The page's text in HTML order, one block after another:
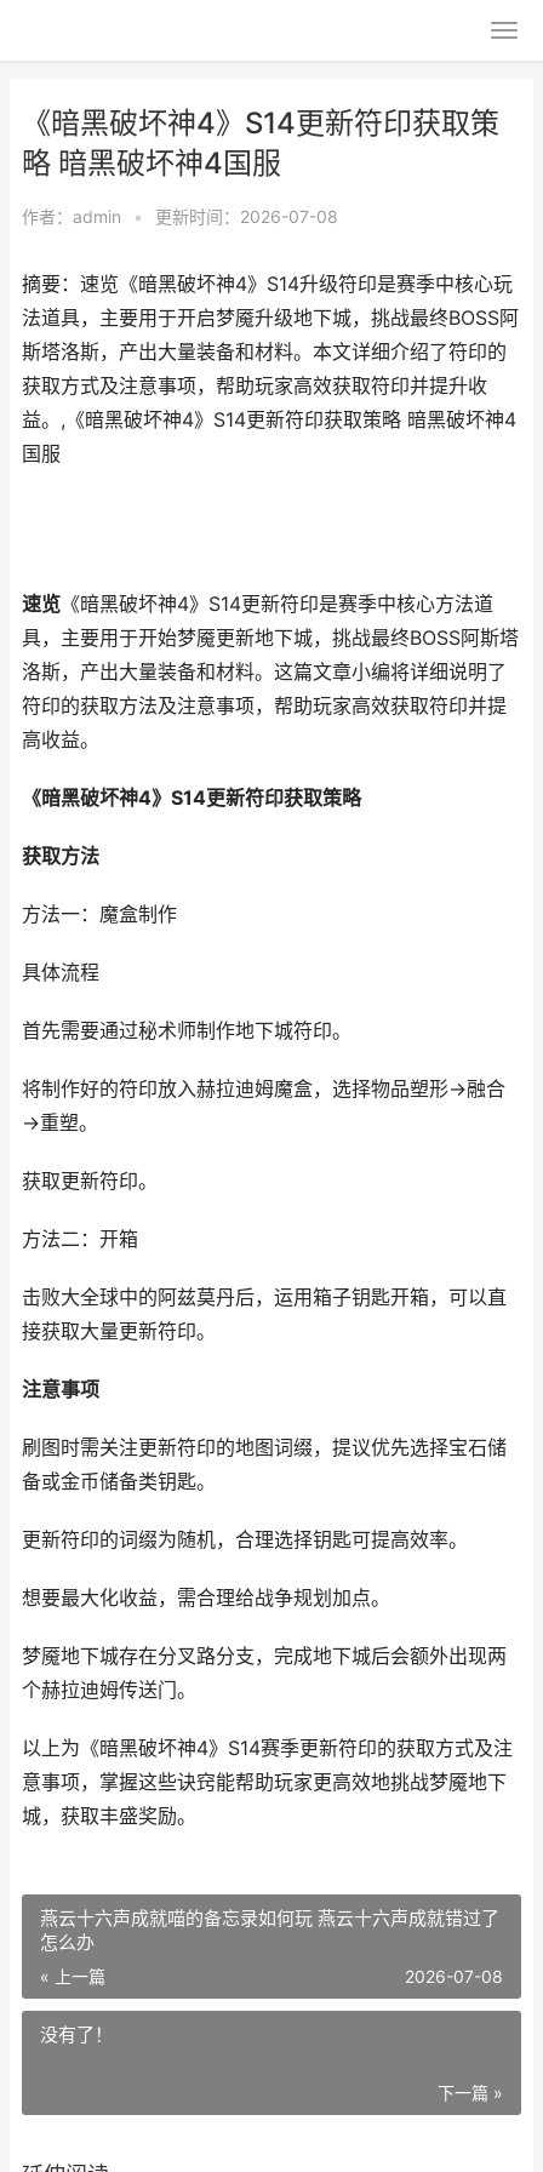
《暗黑破坏神4》S14更新符印获取策
略 暗黑破坏神4国服
作者： admin • 更新时间：2026-07-08
摘要：速览《暗黑破坏神4》S14升级符印是赛季中核心玩
法道具，主要用于开启梦魇升级地下城，挑战最终BOSS阿
斯塔洛斯，产出大量装备和材料。本文详细介绍了符印的
获取方式及注意事项，帮助玩家高效获取符印并提升收
益。,《暗黑破坏神4》S14更新符印获取策略 暗黑破坏神4
国服
速览 《暗黑破坏神4》S14更新符印是赛季中核心方法道
具，主要用于开始梦魇更新地下城，挑战最终BOSS阿斯塔
洛斯，产出大量装备和材料。这篇文章小编将详细说明了
符印的获取方法及注意事项，帮助玩家高效获取符印并提
高收益。
《暗黑破坏神4》S14更新符印获取策略
获取方法
方法一：魔盒制作
具体流程
首先需要通过秘术师制作地下城符印。
将制作好的符印放入赫拉迪姆魔盒，选择物品塑形→融合
→重塑。
获取更新符印。
方法二：开箱
击败大全球中的阿兹莫丹后，运用箱子钥匙开箱，可以直
接获取大量更新符印。
注意事项
刷图时需关注更新符印的地图词缀，提议优先选择宝石储
备或金币储备类钥匙。
更新符印的词缀为随机，合理选择钥匙可提高效率。
想要最大化收益，需合理给战争规划加点。
梦魇地下城存在分叉路分支，完成地下城后会额外出现两
个赫拉迪姆传送门。
以上为《暗黑破坏神4》S14赛季更新符印的获取方式及注
意事项，掌握这些诀窍能帮助玩家更高效地挑战梦魇地下
城，获取丰盛奖励。
燕云十六声成就喵的备忘录如何玩 燕云十六声成就错过了
怎么办
« 上一篇 2026-07-08
没有了！
下一篇 »